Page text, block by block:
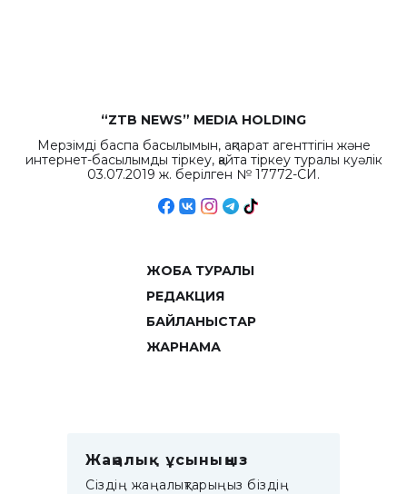
“ZTB NEWS” MEDIA HOLDING
Мерзімді баспа басылымын, ақпарат агенттігін және
интернет-басылымды тіркеу, қайта тіркеу туралы куәлік
03.07.2019 ж. берілген № 17772-СИ.
ЖОБА ТУРАЛЫ
РЕДАКЦИЯ
БАЙЛАНЫСТАР
ЖАРНАМА
Жаңалық ұсыныңыз
Сіздің жаңалықтарыңыз біздің